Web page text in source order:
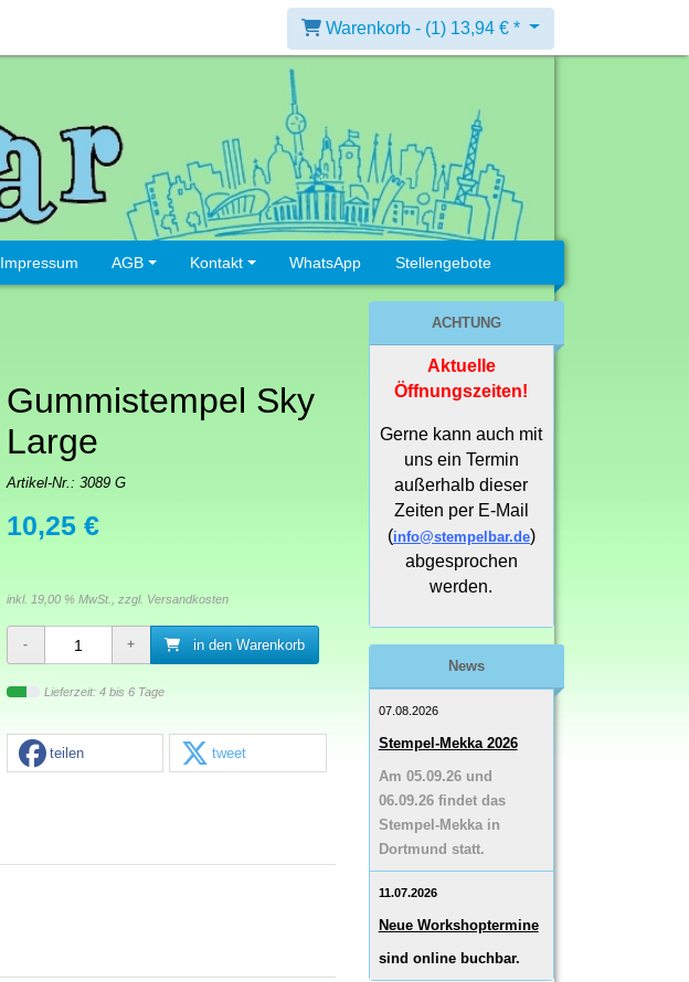
Warenkorb - (1) 13,94 € *
Impressum AGB Kontakt WhatsApp Stellengebote
Gummistempel Sky
Large
Artikel-Nr.: 3089 G
10,25 €
inkl. 19,00 % MwSt., zzgl. Versandkosten
in den Warenkorb
Lieferzeit: 4 bis 6 Tage
teilen tweet
ACHTUNG
Aktuelle
Öffnungszeiten!
Gerne kann auch mit
uns ein Termin
außerhalb dieser
Zeiten per E-Mail
(info@stempelbar.de)
abgesprochen
werden.
News
07.08.2026
Stempel-Mekka 2026
Am 05.09.26 und
06.09.26 findet das
Stempel-Mekka in
Dortmund statt.
11.07.2026
Neue Workshoptermine
sind online buchbar.